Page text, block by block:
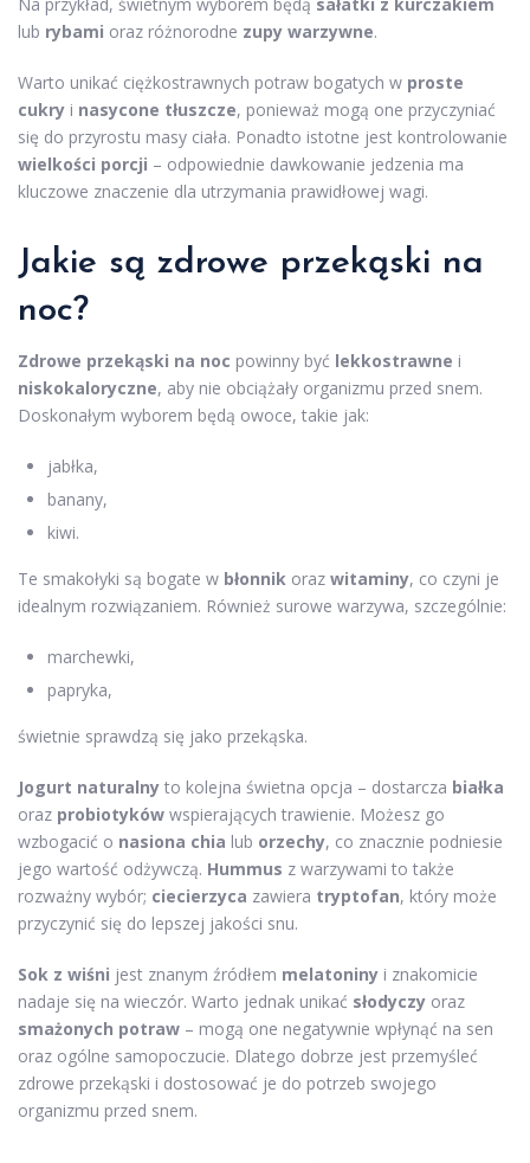
lub rybami oraz różnorodne zupy warzywne.
Warto unikać ciężkostrawnych potraw bogatych w proste
cukry i nasycone tłuszcze, ponieważ mogą one przyczyniać
się do przyrostu masy ciała. Ponadto istotne jest kontrolowanie
wielkości porcji – odpowiednie dawkowanie jedzenia ma
kluczowe znaczenie dla utrzymania prawidłowej wagi.
Jakie są zdrowe przekąski na
noc?
Zdrowe przekąski na noc powinny być lekkostrawne i
niskokaloryczne, aby nie obciążały organizmu przed snem.
Doskonałym wyborem będą owoce, takie jak:
jabłka,
banany,
kiwi.
Te smakołyki są bogate w błonnik oraz witaminy, co czyni je
idealnym rozwiązaniem. Również surowe warzywa, szczególnie:
marchewki,
papryka,
świetnie sprawdzą się jako przekąska.
Jogurt naturalny to kolejna świetna opcja – dostarcza białka
oraz probiotyków wspierających trawienie. Możesz go
wzbogacić o nasiona chia lub orzechy, co znacznie podniesie
jego wartość odżywczą. Hummus z warzywami to także
rozważny wybór; ciecierzyca zawiera tryptofan, który może
przyczynić się do lepszej jakości snu.
Sok z wiśni jest znanym źródłem melatoniny i znakomicie
nadaje się na wieczór. Warto jednak unikać słodyczy oraz
smażonych potraw – mogą one negatywnie wpłynąć na sen
oraz ogólne samopoczucie. Dlatego dobrze jest przemyśleć
zdrowe przekąski i dostosować je do potrzeb swojego
organizmu przed snem.